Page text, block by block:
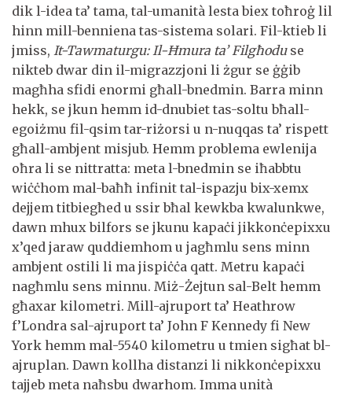
dik l-idea ta’ tama, tal-umanità lesta biex toħroġ lil
hinn mill-benniena tas-sistema solari. Fil-ktieb li
jmiss, It-Tawmaturgu: Il-Ħmura ta’ Filgħoduse
nikteb dwar din il-migrazzjoni li żgur se ġġib
magħha sfidi enormi għall-bnedmin. Barra minn
hekk, se jkun hemm id-dnubiet tas-soltu bħall-
egoiżmu fil-qsim tar-riżorsi u n-nuqqas ta’ rispett
għall-ambjent misjub. Hemm problema ewlenija
oħra li se nittratta: meta l-bnedmin se iħabbtu
wiċċhom mal-baħħ infinit tal-ispazju bix-xemx
dejjem titbiegħed u ssir bħal kewkba kwalunkwe,
dawn mhux bilfors se jkunu kapaċi jikkonċepixxu
x’qed jaraw quddiemhom u jagħmlu sens minn
ambjent ostili li ma jispiċċa qatt. Metru kapaċi
nagħmlu sens minnu. Miż-Żejtun sal-Belt hemm
għaxar kilometri. Mill-ajruport ta’ Heathrow
f’Londra sal-ajruport ta’ John F Kennedy fi New
York hemm mal-5540 kilometru u tmien sigħat bl-
ajruplan. Dawn kollha distanzi li nikkonċepixxu
tajjeb meta naħsbu dwarhom. Imma unità